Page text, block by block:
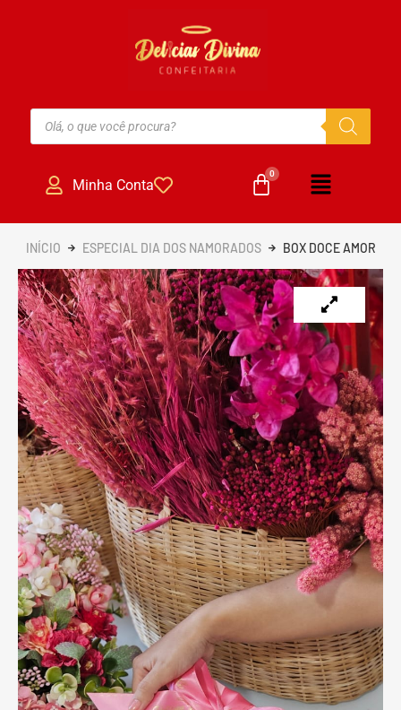
Minha Conta
INÍCIO ESPECIAL DIA DOS NAMORADOS BOX DOCE AMOR